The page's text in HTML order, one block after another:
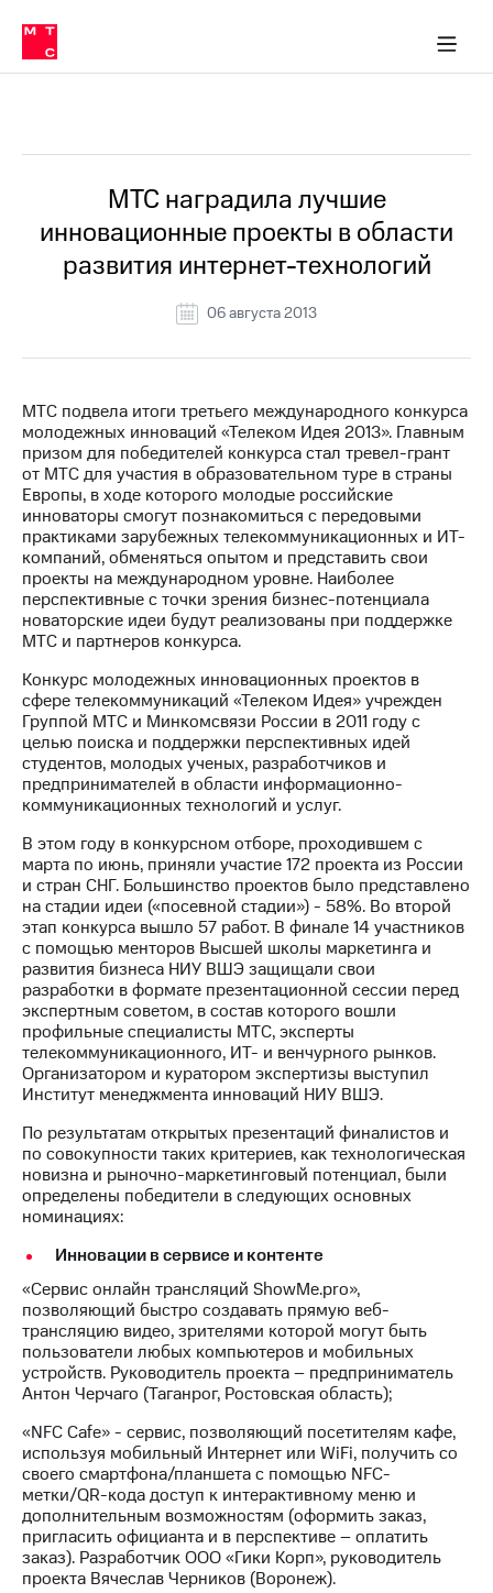
Медиа-центр
и акционерам
Устойчивое развитие
Комплаенс и деловая этика
компании
Карьера
История
компании
Руководство
информация
Контакты
Медиа-центр
Пресс-
релизы
МТС
о технологиях
Достижения
Интервью
Финансовая
отчетность
Контакты
Пригласить
спикера
и акционерам
Корпоративное
управление
Корпоративный
секретарь
Раскрытие
информации
Информация
акционерам
Документы
ПАО
"МТС"
акционеров
Личный
кабинет
акционера
Акционерный
Контроль
и
аудит
Рынок
акций
Описание
Программа
приобретения
Порядок
выкупа
акций
Дивиденды
Рынок
облигаций
в МТС
Пресс-
релизы
МТС
о технологиях
МТС наградила лучшие
инновационные проекты в области
развития интернет-технологий
06 августа 2013
МТС подвела итоги третьего международного конкурса
молодежных инноваций «Телеком Идея 2013». Главным
призом для победителей конкурса стал тревел-грант
от МТС для участия в образовательном туре в страны
Европы, в ходе которого молодые российские
инноваторы смогут познакомиться с передовыми
практиками зарубежных телекоммуникационных и ИТ-
компаний, обменяться опытом и представить свои
проекты на международном уровне. Наиболее
перспективные с точки зрения бизнес-потенциала
новаторские идеи будут реализованы при поддержке
МТС и партнеров конкурса.
Конкурс молодежных инновационных проектов в
сфере телекоммуникаций «Телеком Идея» учрежден
Группой МТС и Минкомсвязи России в 2011 году с
целью поиска и поддержки перспективных идей
студентов, молодых ученых, разработчиков и
предпринимателей в области информационно-
коммуникационных технологий и услуг.
В этом году в конкурсном отборе, проходившем с
марта по июнь, приняли участие 172 проекта из России
и стран СНГ. Большинство проектов было представлено
на стадии идеи («посевной стадии») - 58%. Во второй
этап конкурса вышло 57 работ. В финале 14 участников
с помощью менторов Высшей школы маркетинга и
развития бизнеса НИУ ВШЭ защищали свои
разработки в формате презентационной сессии перед
экспертным советом, в состав которого вошли
профильные специалисты МТС, эксперты
телекоммуникационного, ИТ- и венчурного рынков.
Организатором и куратором экспертизы выступил
Институт менеджмента инноваций НИУ ВШЭ.
По результатам открытых презентаций финалистов и
по совокупности таких критериев, как технологическая
новизна и рыночно-маркетинговый потенциал, были
определены победители в следующих основных
номинациях:
Инновации в сервисе и контенте
«Сервис онлайн трансляций ShowMe.pro»,
позволяющий быстро создавать прямую веб-
трансляцию видео, зрителями которой могут быть
пользователи любых компьютеров и мобильных
устройств. Руководитель проекта – предприниматель
Антон Черчаго (Таганрог, Ростовская область);
«NFC Cafe» - сервис, позволяющий посетителям кафе,
используя мобильный Интернет или WiFi, получить со
своего смартфона/планшета с помощью NFC-
метки/QR-кода доступ к интерактивному меню и
дополнительным возможностям (оформить заказ,
пригласить официанта и в перспективе – оплатить
заказ). Разработчик ООО «Гики Корп», руководитель
проекта Вячеслав Черников (Воронеж).